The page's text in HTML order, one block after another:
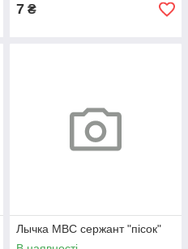
7 ₴
Лычка МВС сержант "пісок"